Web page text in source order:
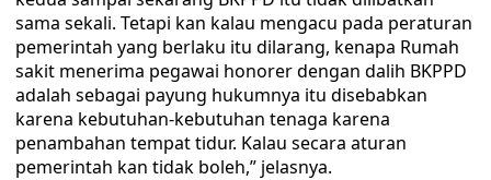
sama sekali. Tetapi kan kalau mengacu pada peraturan
pemerintah yang berlaku itu dilarang, kenapa Rumah
sakit menerima pegawai honorer dengan dalih BKPPD
adalah sebagai payung hukumnya itu disebabkan
karena kebutuhan-kebutuhan tenaga karena
penambahan tempat tidur. Kalau secara aturan
pemerintah kan tidak boleh,” jelasnya.